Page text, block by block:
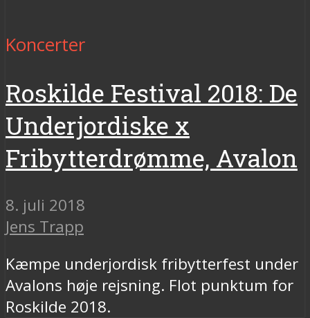
Koncerter
Roskilde Festival 2018: De
Underjordiske x
Fribytterdrømme, Avalon
8. juli 2018
Jens Trapp
Kæmpe underjordisk fribytterfest under
Avalons høje rejsning. Flot punktum for
Roskilde 2018.